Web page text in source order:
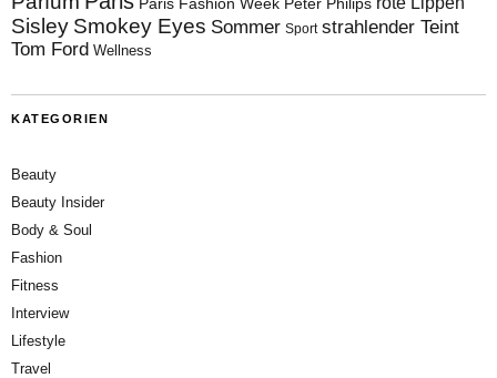
Paris Fashion Week Peter Philips
Sisley Smokey Eyes Sommer Sport strahlender Teint
Tom Ford Wellness
KATEGORIEN
Beauty
Beauty Insider
Body & Soul
Fashion
Fitness
Interview
Lifestyle
Travel